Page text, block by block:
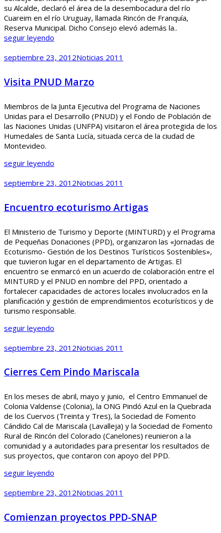
su Alcalde, declaró el área de la desembocadura del río
Cuareim en el río Uruguay, llamada Rincón de Franquía,
Reserva Municipal. Dicho Consejo elevó además la..
seguir leyendo
septiembre 23, 2012Noticias 2011
Visita PNUD Marzo
Miembros de la Junta Ejecutiva del Programa de Naciones
Unidas para el Desarrollo (PNUD) y el Fondo de Población de
las Naciones Unidas (UNFPA) visitaron el área protegida de los
Humedales de Santa Lucía, situada cerca de la ciudad de
Montevideo.
seguir leyendo
septiembre 23, 2012Noticias 2011
Encuentro ecoturismo Artigas
El Ministerio de Turismo y Deporte (MINTURD) y el Programa
de Pequeñas Donaciones (PPD), organizaron las «Jornadas de
Ecoturismo- Gestión de los Destinos Turísticos Sostenibles»,
que tuvieron lugar en el departamento de Artigas. El
encuentro se enmarcó en un acuerdo de colaboración entre el
MINTURD y el PNUD en nombre del PPD, orientado a
fortalecer capacidades de actores locales involucrados en la
planificación y gestión de emprendimientos ecoturísticos y de
turismo responsable.
seguir leyendo
septiembre 23, 2012Noticias 2011
Cierres Cem Pindo Mariscala
En los meses de abril, mayo y junio, el Centro Emmanuel de
Colonia Valdense (Colonia), la ONG Pindó Azul en la Quebrada
de los Cuervos (Treinta y Tres), la Sociedad de Fomento
Cándido Cal de Mariscala (Lavalleja) y la Sociedad de Fomento
Rural de Rincón del Colorado (Canelones) reunieron a la
comunidad y a autoridades para presentar los resultados de
sus proyectos, que contaron con apoyo del PPD.
seguir leyendo
septiembre 23, 2012Noticias 2011
Comienzan proyectos PPD-SNAP